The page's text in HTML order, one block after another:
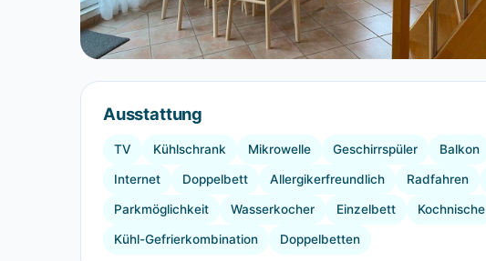
Ausstattung
TV Kühlschrank Mikrowelle Geschirrspüler Balkon
Internet Doppelbett Allergikerfreundlich Radfahren
Parkmöglichkeit Wasserkocher Einzelbett Kochnische
Kühl-Gefrierkombination Doppelbetten